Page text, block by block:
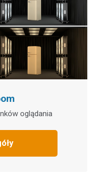
oglądania